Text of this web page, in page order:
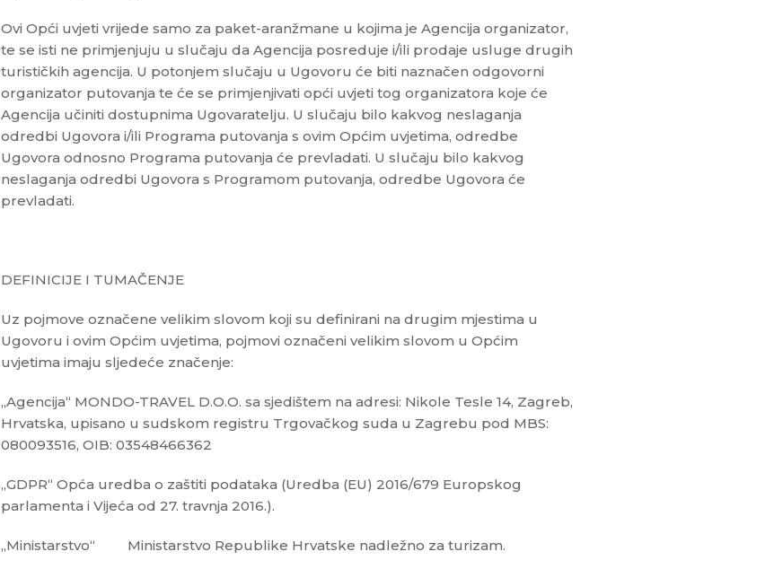
Ovi Opći uvjeti vrijede samo za paket-aranžmane u kojima je Agencija organizator,
te se isti ne primjenjuju u slučaju da Agencija posreduje i/ili prodaje usluge drugih
turističkih agencija. U potonjem slučaju u Ugovoru će biti naznačen odgovorni
organizator putovanja te će se primjenjivati opći uvjeti tog organizatora koje će
Agencija učiniti dostupnima Ugovaratelju. U slučaju bilo kakvog neslaganja
odredbi Ugovora i/ili Programa putovanja s ovim Općim uvjetima, odredbe
Ugovora odnosno Programa putovanja će prevladati. U slučaju bilo kakvog
neslaganja odredbi Ugovora s Programom putovanja, odredbe Ugovora će
prevladati.
DEFINICIJE I TUMAČENJE
Uz pojmove označene velikim slovom koji su definirani na drugim mjestima u
Ugovoru i ovim Općim uvjetima, pojmovi označeni velikim slovom u Općim
uvjetima imaju sljedeće značenje:
„Agencija“ MONDO-TRAVEL D.O.O. sa sjedištem na adresi: Nikole Tesle 14, Zagreb,
Hrvatska, upisano u sudskom registru Trgovačkog suda u Zagrebu pod MBS:
080093516, OIB: 03548466362
„GDPR“ Opća uredba o zaštiti podataka (Uredba (EU) 2016/679 Europskog
parlamenta i Vijeća od 27. travnja 2016.).
„Ministarstvo“ Ministarstvo Republike Hrvatske nadležno za turizam.